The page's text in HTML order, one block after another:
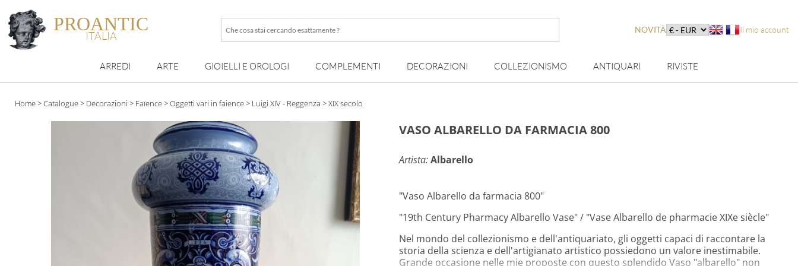
PROANTIC
ITALIA
Che
cercando
esattamente
NOVITÀ Il mio account
ARREDI ARTE GIOIELLI E OROLOGI COMPLEMENTI DECORAZIONI COLLEZIONISMO ANTIQUARI RIVISTE
Home>Catalogue> Decorazioni > Faïence>Oggetti vari in faience> Luigi XIV - Reggenza > XIX secolo
VASO ALBARELLO DA FARMACIA 800
Artista:Albarello
"Vaso Albarello da farmacia 800"
"19th Century Pharmacy Albarello Vase" / "Vase Albarello de pharmacie XIXe siècle"
Nel mondo del collezionismo e dell'antiquariato, gli oggetti capaci di raccontare la
storia della scienza e dell'artigianato artistico possiedono un valore inestimabile.
Grande occasione nelle mie proposte con questo splendido Vaso "albarello" non